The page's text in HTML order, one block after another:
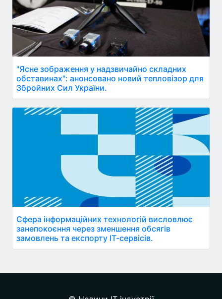
"Ясне зображення у надзвичайно складних
обставинах": анонсовано новий тепловізор для
Збройних Сил України.
Сфера інформаційних технологій висловлює
занепокоєння через зменшення обсягів
замовлень та експорту ІТ-сервісів.